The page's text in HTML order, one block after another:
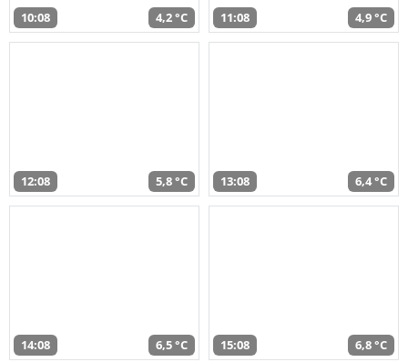
10:08 4,2 °C 11:08 4,9 °C
12:08 5,8 °C 13:08 6,4 °C
14:08 6,5 °C 15:08 6,8 °C